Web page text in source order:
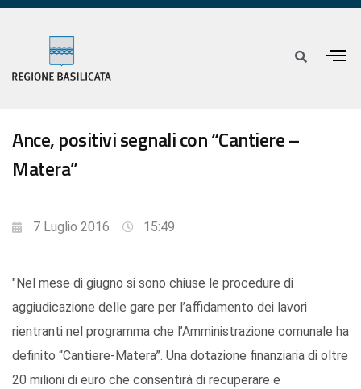
Ance, positivi segnali con “Cantiere –
Matera”
7 Luglio 2016 15:49
"Nel mese di giugno si sono chiuse le procedure di
aggiudicazione delle gare per l’affidamento dei lavori
rientranti nel programma che l’Amministrazione comunale ha
definito “Cantiere-Matera”. Una dotazione finanziaria di oltre
20 milioni di euro che consentirà di recuperare e